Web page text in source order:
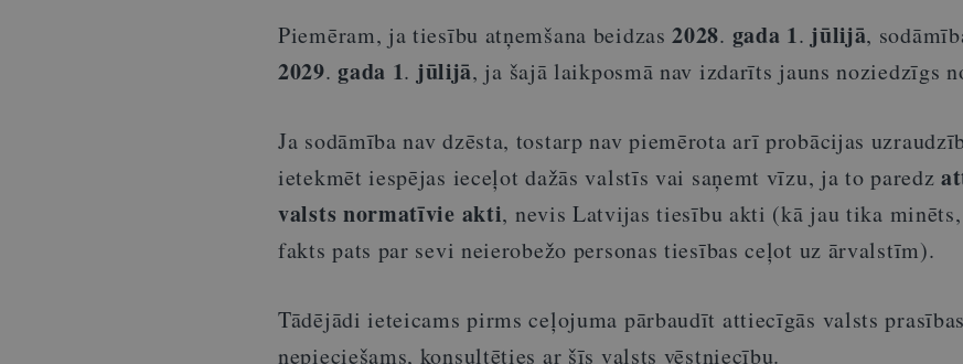
Piemēram, ja tiesību atņemšana beidzas2028. gada 1. jūlijā,
2029. gada 1. jūlijā, ja šajā laikposmā nav izdarīts jauns noziedzīgs
Ja sodāmība nav dzēsta, tostarp nav piemērota arī probācijas
ietekmēt iespējas ieceļot dažās valstīs vai saņemt vīzu, ja to paredz
valsts normatīvie akti, nevis Latvijas tiesību akti (kā jau tika minēts,
fakts pats par sevi neierobežo personas tiesības ceļot uz ārvalstīm).
Tādējādi ieteicams pirms ceļojuma pārbaudīt attiecīgās valsts
nepieciešams, konsultēties ar šīs valsts vēstniecību.